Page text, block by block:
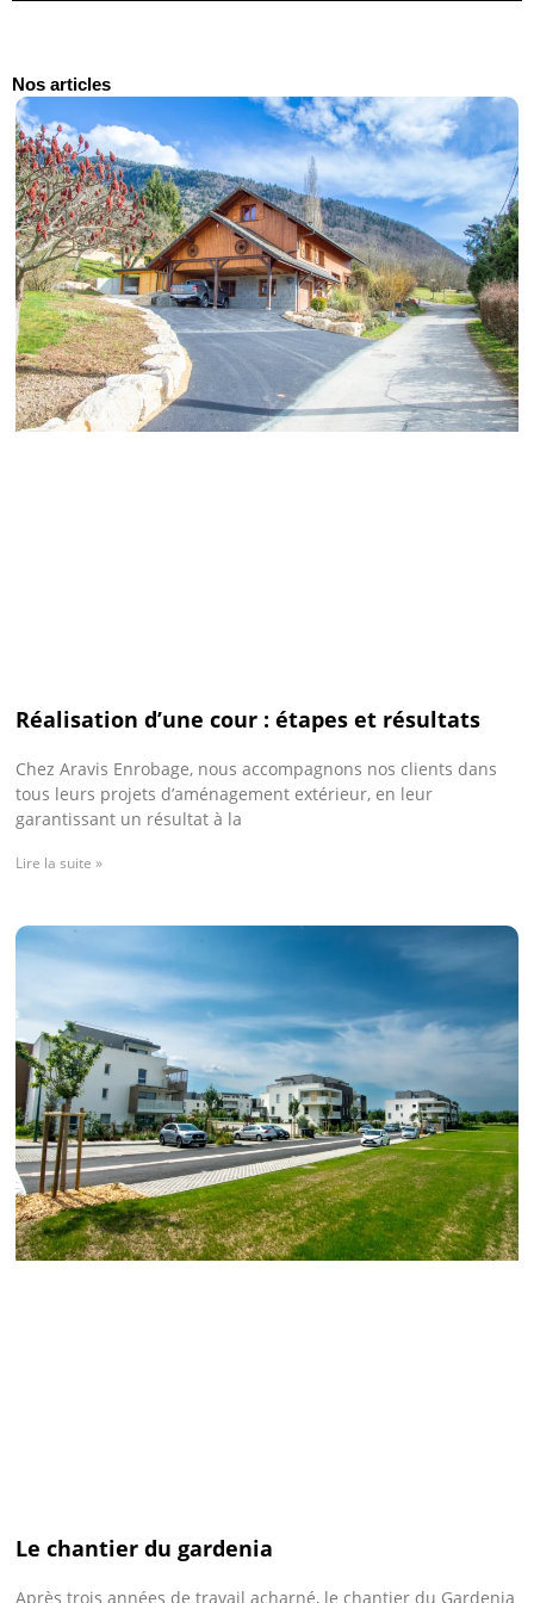
Nos articles
Réalisation d’une cour : étapes et résultats
Chez Aravis Enrobage, nous accompagnons nos clients dans
tous leurs projets d’aménagement extérieur, en leur
garantissant un résultat à la
Lire la suite »
Le chantier du gardenia
Après trois années de travail acharné, le chantier du Gardenia